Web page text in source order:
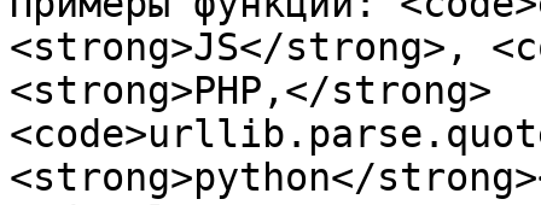
<strong>JS</strong>,
<strong>PHP,</strong>
<strong>python</